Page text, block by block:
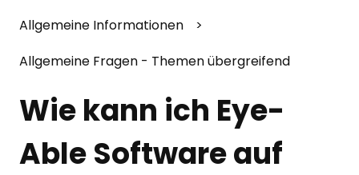
Allgemeine Informationen
Allgemeine Fragen - Themen übergreifend
Wie kann ich Eye-
Able Software auf